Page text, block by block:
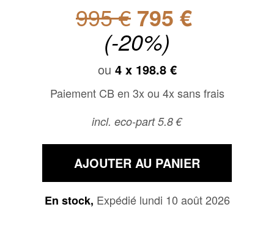
995 € 795 €
(-20%)
ou 4 x 198.8 €
Paiement CB en 3x ou 4x sans frais
incl. eco-part 5.8 €
AJOUTER AU PANIER
En stock, Expédié lundi 10 août 2026